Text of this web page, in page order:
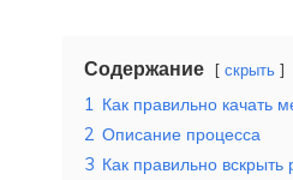
Содержание скрыть
1 Как правильно качать
2 Описание процесса
3 Как правильно вскрыть